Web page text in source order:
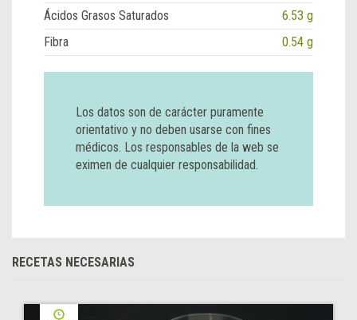
Ácidos Grasos Saturados
6.53 g
Fibra
0.54 g
Los datos son de carácter puramente
orientativo y no deben usarse con fines
médicos. Los responsables de la web se
eximen de cualquier responsabilidad.
RECETAS NECESARIAS